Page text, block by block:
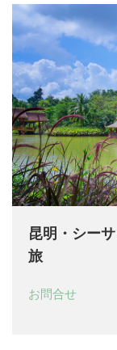
昆明・シー
旅
お問合せ